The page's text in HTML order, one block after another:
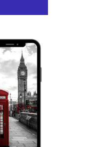
animales
en Mairena